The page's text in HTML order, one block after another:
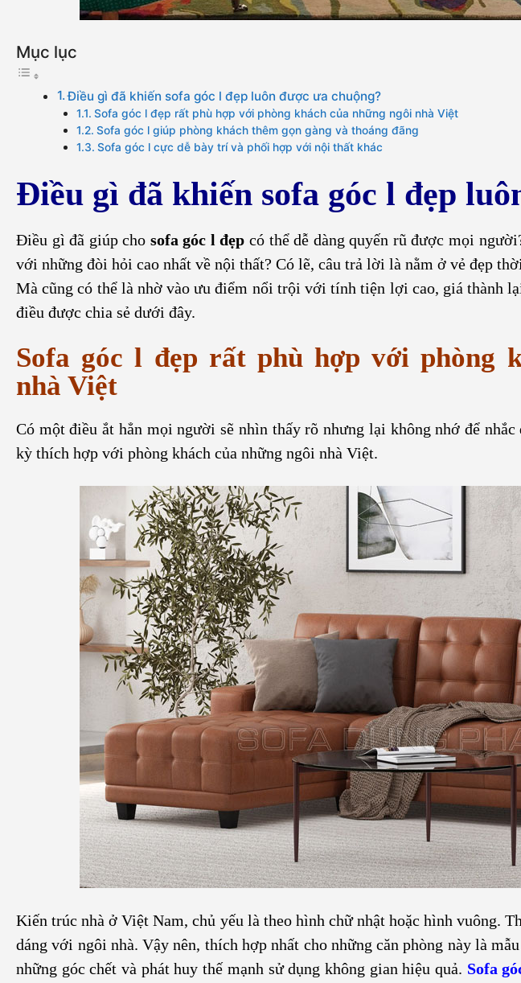
Mục lục
Điều gì đã khiến sofa góc l đẹp luôn được ưa chuộng?
Sofa góc l đẹp rất phù hợp với phòng khách của những ngôi nhà Việt
Sofa góc l giúp phòng khách thêm gọn gàng và thoáng đãng
Sofa góc l cực dễ bày trí và phối hợp với nội thất khác
Điều gì đã khiến sofa góc l đẹp
Điều gì đã giúp cho sofa góc l đẹp có thể dễ dàng quyến rũ được mọi
với những đòi hỏi cao nhất về nội thất? Có lẽ, câu trả lời là nằm ở vẻ đẹp
Mà cũng có thể là nhờ vào ưu điểm nổi trội với tính tiện lợi cao, giá thành
điều được chia sẻ dưới đây.
Sofa góc l đẹp rất phù hợp với phòng
nhà Việt
Có một điều ắt hẳn mọi người sẽ nhìn thấy rõ nhưng lại không nhớ để
kỳ thích hợp với phòng khách của những ngôi nhà Việt.
Kiến trúc nhà ở Việt Nam, chủ yếu là theo hình chữ nhật hoặc hình vuông.
dáng với ngôi nhà. Vậy nên, thích hợp nhất cho những căn phòng này là
những góc chết và phát huy thế mạnh sử dụng không gian hiệu quả. Sofa